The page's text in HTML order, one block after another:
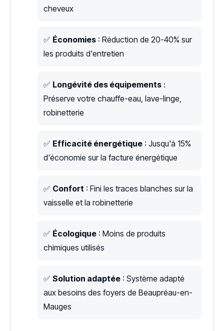
cheveux
✅ Économies : Réduction de 20-40% sur
les produits d'entretien
✅ Longévité des équipements :
Préserve votre chauffe-eau, lave-linge,
robinetterie
✅ Efficacité énergétique : Jusqu'à 15%
d'économie sur la facture énergétique
✅ Confort : Fini les traces blanches sur la
vaisselle et la robinetterie
✅ Écologique : Moins de produits
chimiques utilisés
✅ Solution adaptée : Système adapté
aux besoins des foyers de Beaupréau-en-
Mauges